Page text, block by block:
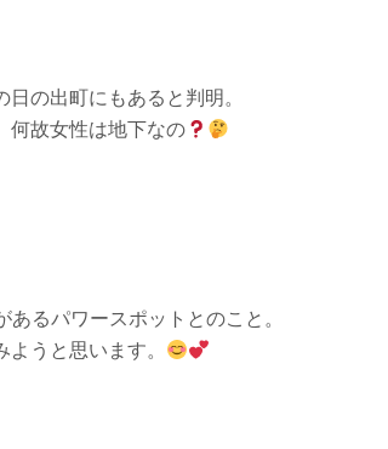
の出町にもあると判明。
何故女性は地下なの
るパワースポットとのこと。
うと思います。